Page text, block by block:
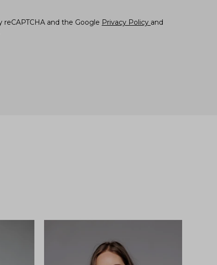
reCAPTCHA and the Google Privacy Policy and